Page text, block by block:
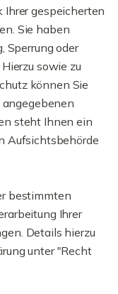
Ihrer gespeicherten
Sie haben
Sperrung oder
sowie zu
können Sie
angegebenen
steht Ihnen ein
Aufsichtsbehörde
bestimmten
Ihrer
Details hierzu
unter "Recht